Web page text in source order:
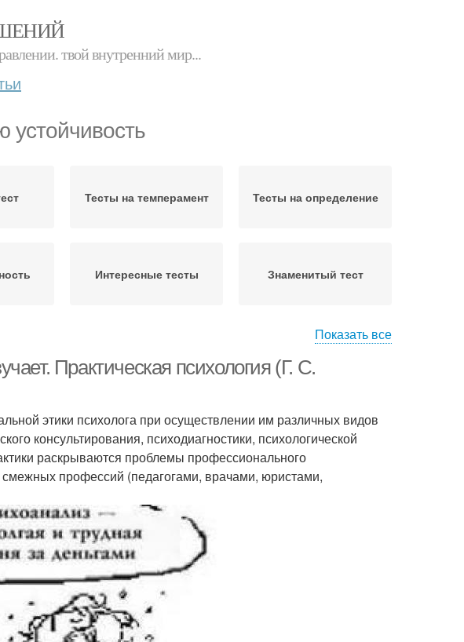
твой внутренний мир...
устойчивость
Тесты на темперамент Тесты на определение
Интересные тесты Знаменитый тест
Показать все
Практическая психология (Г. С.
этики психолога при осуществлении им различных видов
консультирования, психодиагностики, психологической
раскрываются проблемы профессионального
профессий (педагогами, врачами, юристами,